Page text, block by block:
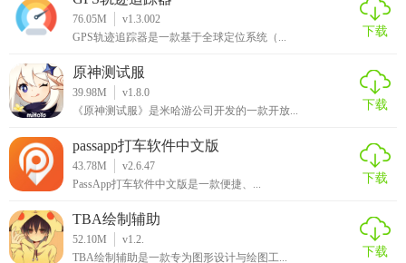
76.05M
v1.3.002
GPS轨迹追踪器是一款基于全球定位系统（...
下载
原神测试服
39.98M
v1.8.0
《原神测试服》是米哈游公司开发的一款开放...
下载
passapp打车软件中文版
43.78M
v2.6.47
PassApp打车软件中文版是一款便捷、...
下载
TBA绘制辅助
52.10M
v1.2.
TBA绘制辅助是一款专为图形设计与绘图工...
下载